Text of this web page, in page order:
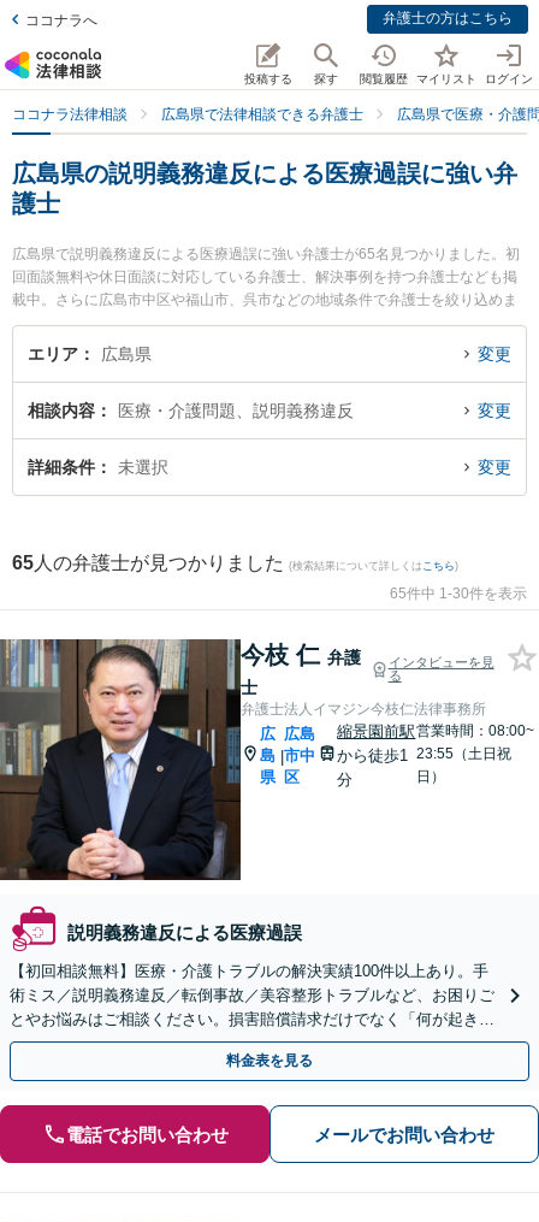
ココナラへ 弁護士の方はこちら
投稿する 探す 閲覧履歴 マイリスト ログイン
ココナラ法律相談 広島県で法律相談できる弁護士 広島県で医療・介護
広島県の説明義務違反による医療過誤に強い弁
護士
広島県で説明義務違反による医療過誤に強い弁護士が65名見つかりました。初
回面談無料や休日面談に対応している弁護士、解決事例を持つ弁護士なども掲
載中。さらに広島市中区や福山市、呉市などの地域条件で弁護士を絞り込めま
す。医療・介護問題に関係する歯科治療ミスや美容整形のトラブル、産婦人科
の訴訟等の細かな分野での絞り込み検索もでき便利です。特に弁護士法人イマ
情報や弁護士費用、強みなどが注目されています。『広島県で土日や夜間に発
生した説明義務違反による医療過誤のトラブルを今すぐに弁護士に相談した
い』『説明義務違反による医療過誤のトラブル解決の実績豊富な近くの弁護士
エリア 広島県 変更
相談内容 医療・介護問題、説明義務違反 変更
詳細条件 未選択 変更
65 人の弁護士が見つかりました (検索結果について詳しくは こちら)
65件中 1-30件を表示
今枝 仁 弁護
士
インタビューを見
る
弁護士法人イマジン今枝仁法律事務所
広
島
県
|
広島
市中
区
縮景園前駅
から徒歩1
分
営業時間：08:00~
23:55（土日祝
日）
説明義務違反による医療過誤
【初回相談無料】医療・介護トラブルの解決実績100件以上あり。手
術ミス／説明義務違反／転倒事故／美容整形トラブルなど、お困りご
とやお悩みはご相談ください。損害賠償請求だけでなく「何が起きた
のか」真実に迫れるよう努めます【電話・Web相談可】
料金表を見る
電話でお問い合わせ メールでお問い合わせ